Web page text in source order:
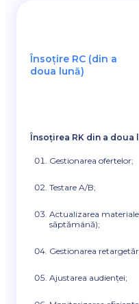
Însoțire RC (din a
doua lună)
Însoțirea RK din a doua
Gestionarea ofertelor;
Testare A/B;
Actualizarea
săptămână);
Gestionarea
Ajustarea audienței;